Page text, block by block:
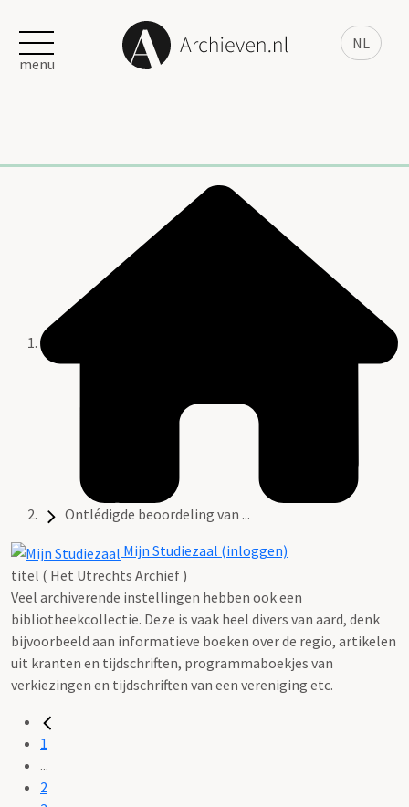
NL
menu
Ontlédigde beoordeling van ...
Mijn Studiezaal (inloggen)
titel ( Het Utrechts Archief )
Veel archiverende instellingen hebben ook een
bibliotheekcollectie. Deze is vaak heel divers van aard, denk
bijvoorbeeld aan informatieve boeken over de regio, artikelen
uit kranten en tijdschriften, programmaboekjes van
verkiezingen en tijdschriften van een vereniging etc.
1
...
2